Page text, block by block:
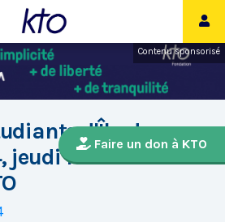
Contenu sponsorisé
Faire un don à KTO
d'Île-de-
jeudi 10 octobre en